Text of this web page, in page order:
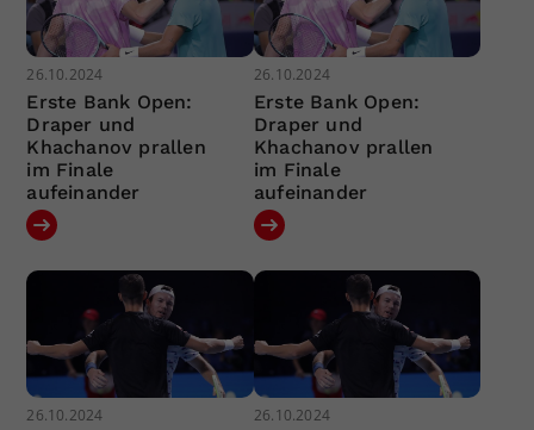
26.10.2024
Erste Bank Open:
Draper und
Khachanov prallen
im Finale
aufeinander
26.10.2024
Erste Bank Open:
Draper und
Khachanov prallen
im Finale
aufeinander
26.10.2024 26.10.2024